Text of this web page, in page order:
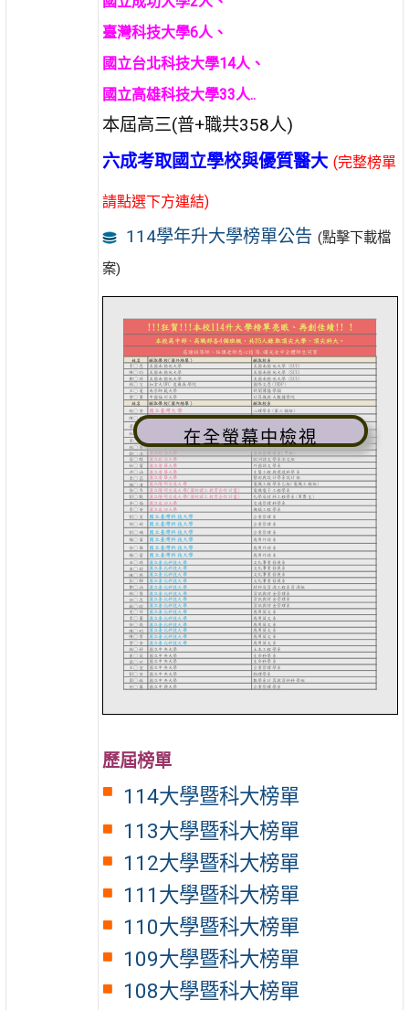
臺灣科技大學6人、
國立台北科技大學14人、
國立高雄科技大學33人..
本屆高三(普+職共358人)
六成考取國立學校與優質醫大 (完整榜單
請點選下方連結)
114學年升大學榜單公告 (點擊下載檔
案)
在全螢幕中檢視
歷屆榜單
114大學暨科大榜單
113大學暨科大榜單
112大學暨科大榜單
111大學暨科大榜單
110大學暨科大榜單
109大學暨科大榜單
108大學暨科大榜單